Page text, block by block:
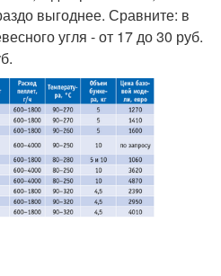
выгоднее. Сравните: в
угля - от 17 до 30 руб.